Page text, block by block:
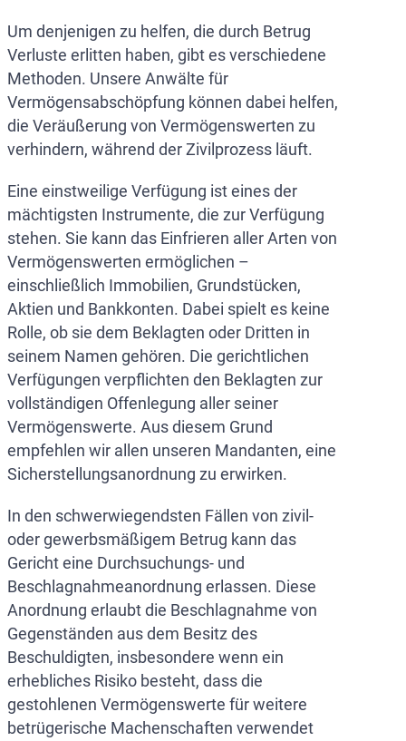
Um denjenigen zu helfen, die durch Betrug
Verluste erlitten haben, gibt es verschiedene
Methoden. Unsere Anwälte für
Vermögensabschöpfung können dabei helfen,
die Veräußerung von Vermögenswerten zu
verhindern, während der Zivilprozess läuft.
Eine einstweilige Verfügung ist eines der
mächtigsten Instrumente, die zur Verfügung
stehen. Sie kann das Einfrieren aller Arten von
Vermögenswerten ermöglichen –
einschließlich Immobilien, Grundstücken,
Aktien und Bankkonten. Dabei spielt es keine
Rolle, ob sie dem Beklagten oder Dritten in
seinem Namen gehören. Die gerichtlichen
Verfügungen verpflichten den Beklagten zur
vollständigen Offenlegung aller seiner
Vermögenswerte. Aus diesem Grund
empfehlen wir allen unseren Mandanten, eine
Sicherstellungsanordnung zu erwirken.
In den schwerwiegendsten Fällen von zivil-
oder gewerbsmäßigem Betrug kann das
Gericht eine Durchsuchungs- und
Beschlagnahmeanordnung erlassen. Diese
Anordnung erlaubt die Beschlagnahme von
Gegenständen aus dem Besitz des
Beschuldigten, insbesondere wenn ein
erhebliches Risiko besteht, dass die
gestohlenen Vermögenswerte für weitere
betrügerische Machenschaften verwendet